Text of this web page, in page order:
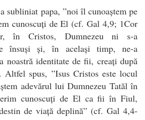
subliniat papa, ”noi îl cunoaștem pe
cunoscuți de El (cf. Gal 4,9; 1Cor
în Cristos, Dumnezeu ni s-a
însuși și, în același timp, ne-a
noastră identitate de fii, creați după
Altfel spus, ”Isus Cristos este locul
adevărul lui Dumnezeu Tatăl în
cunoscuți de El ca fii în Fiul,
de viață deplină” (cf. Gal 4,4-